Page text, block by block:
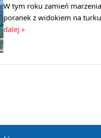
W tym roku zamień
poranek z widokiem na
dalej »